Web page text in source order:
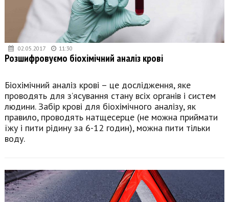
02.05.2017 11:30
Розшифровуємо біохімічний аналіз крові
Біохімічний аналіз крові – це дослідження, яке
проводять для з’ясування стану всіх органів і систем
людини. Забір крові для біохімічного аналізу, як
правило, проводять натщесерце (не можна приймати
їжу і пити рідину за 6-12 годин), можна пити тільки
воду.